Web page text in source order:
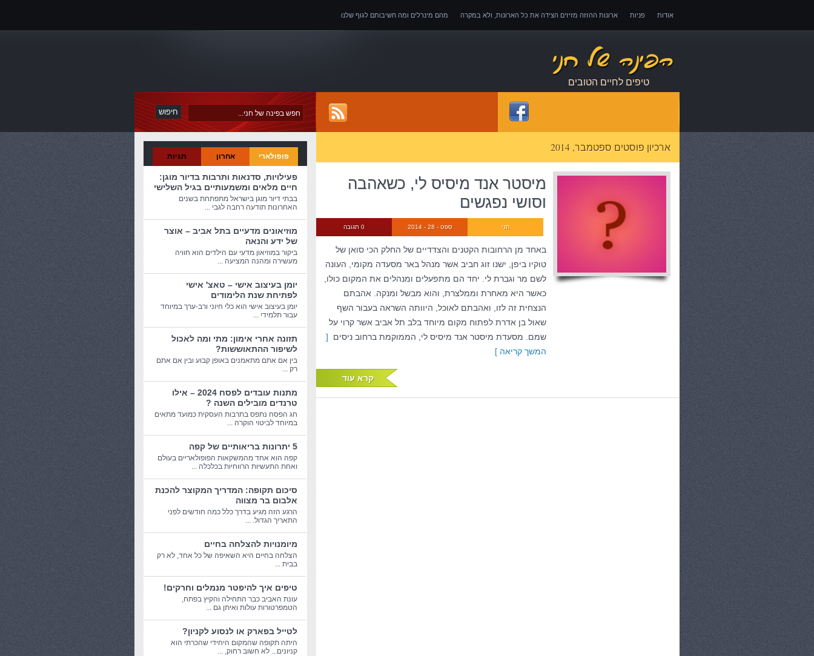
אודות פניות ארונות ההזזה מזיזים הצידה את כל הארונות, ולא במקרה מהם מינרלים ומה חשיבותם לגוף שלנו
אובדן כושר עבודה – כיצד לממש זכויות במקרה של אובדן כושר עבודה
טיפים לחיים הטובים
ארכיון פוסטים ספטמבר, 2014
מיסטר אנד מיסיס לי, כשאהבה
וסושי נפגשים
0 תגובה ספט - 28 - 2014 חני
באחד מן הרחובות הקטנים והצדדיים של החלק הכי סואן של
טוקיו ביפן, ישנו זוג חביב אשר מנהל באר מסעדה מקומי, העונה
לשם מר וגברת לי. יחד הם מתפעלים ומנהלים את המקום כולו,
כאשר היא מאחרת וממלצרת, והוא מבשל ומנקה. אהבתם
הנצחית זה לזו, ואהבתם לאוכל, היוותה השראה בעבור השף
שאול בן אדרת לפתוח מקום מיוחד בלב תל אביב אשר קרוי על
שמם. מסעדת מיסטר אנד מיסיס לי, הממוקמת ברחוב ניסים [
המשך קריאה ]
קרא עוד
פופולארי אחרון תגיות
פעילויות, סדנאות ותרבות בדיור מוגן:
חיים מלאים ומשמעותיים בגיל השלישי
בבתי דיור מוגן בישראל מתפתחת בשנים
האחרונות תודעה רחבה לגבי ...
מוזיאונים מדעיים בתל אביב – אוצר
של ידע והנאה
ביקור במוזיאון מדעי עם הילדים הוא חוויה
מעשירה ומהנה המציעה ...
יומן בעיצוב אישי – טאצ' אישי
לפתיחת שנת הלימודים
יומן בעיצוב אישי הוא כלי חיוני ורב-ערך במיוחד
עבור תלמידי ...
תזונה אחרי אימון: מתי ומה לאכול
לשיפור ההתאוששות?
בין אם אתם מתאמנים באופן קבוע ובין אם אתם
רק ...
מתנות עובדים לפסח 2024 – אילו
טרנדים מובילים השנה ?
חג הפסח נתפס בתרבות העסקית כמועד מתאים
במיוחד לביטוי הוקרה ...
5 יתרונות בריאותיים של קפה
קפה הוא אחד מהמשקאות הפופולאריים בעולם
ואחת התעשיות הרווחיות בכלכלה ...
סיכום תקופה: המדריך המקוצר להכנת
אלבום בר מצווה
הרגע הזה מגיע בדרך כלל כמה חודשים לפני
התאריך הגדול. ...
מיומנויות להצלחה בחיים
הצלחה בחיים היא השאיפה של כל אחד, לא רק
בבית ...
טיפים איך להיפטר מנמלים וחרקים!
עונת האביב כבר התחילה והקיץ בפתח,
הטמפרטורות עולות ואיתן גם ...
לטייל בפארק או לנסוע לקניון?
היתה תקופה שהמקום היחידי שהכרתי הוא
קניונים... לא חשוב רחוק, ...